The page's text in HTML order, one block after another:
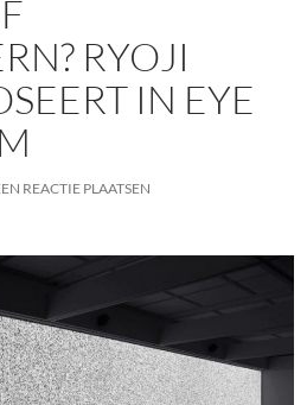
RYOJI
IN EYE
REACTIE PLAATSEN